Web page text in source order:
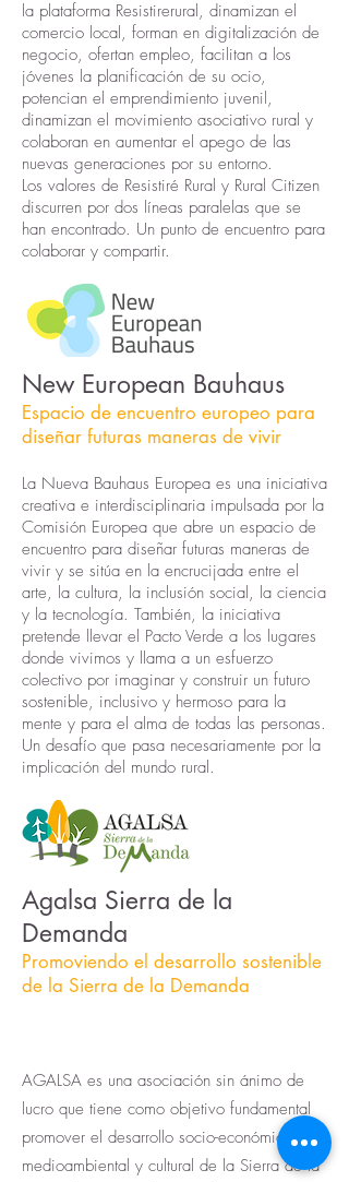
la plataforma Resistirerural, dinamizan el
comercio local, forman en digitalización de
negocio, ofertan empleo, facilitan a los
jóvenes la planificación de su ocio,
potencian el emprendimiento juvenil,
dinamizan el movimiento asociativo rural y
colaboran en aumentar el apego de las
nuevas generaciones por su entorno.
Los valores de Resistiré Rural y Rural Citizen
discurren por dos líneas paralelas que se
han encontrado. Un punto de encuentro para
colaborar y compartir.
New European Bauhaus
Espacio de encuentro europeo para
diseñar futuras maneras de vivir
La Nueva Bauhaus Europea es una iniciativa
creativa e interdisciplinaria impulsada por la
Comisión Europea que abre un espacio de
encuentro para diseñar futuras maneras de
vivir y se sitúa en la encrucijada entre el
arte, la cultura, la inclusión social, la ciencia
y la tecnología. También, la iniciativa
pretende llevar el Pacto Verde a los lugares
donde vivimos y llama a un esfuerzo
colectivo por imaginar y construir un futuro
sostenible, inclusivo y hermoso para la
mente y para el alma de todas las personas.
Un desafío que pasa necesariamente por la
implicación del mundo rural.
Agalsa Sierra de la
Demanda
Promoviendo el desarrollo sostenible
de la Sierra de la Demanda
AGALSA es una asociación sin ánimo de
lucro que tiene como objetivo fundamental
promover el desarrollo socio-económico,
medioambiental y cultural de la Sierra de la